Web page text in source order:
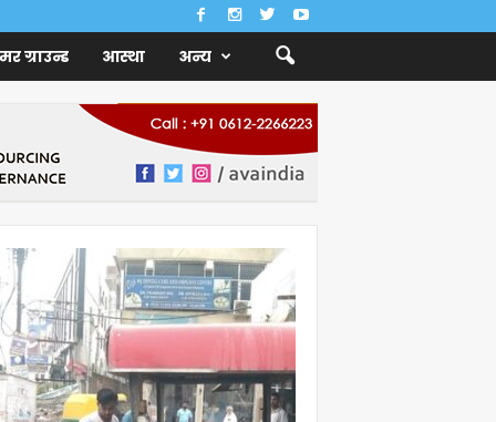
ग्राउन्ड आस्था अन्य